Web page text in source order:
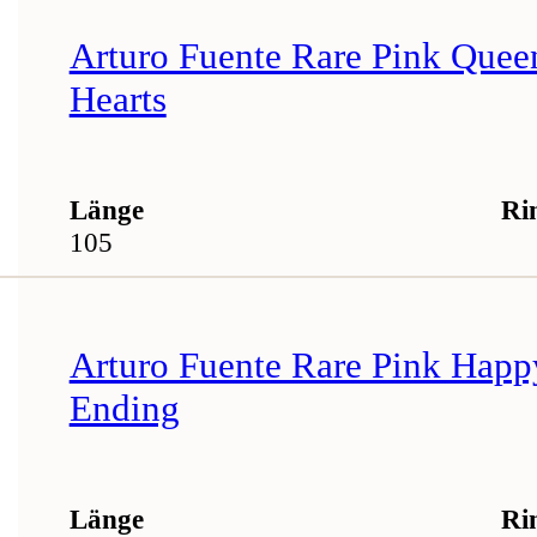
Arturo Fuente Rare Pink
Hearts
Länge
105
Arturo Fuente Rare Pink
Ending
Länge